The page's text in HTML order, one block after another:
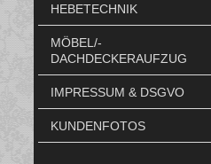
HEBETECHNIK
MÖBEL/-
DACHDECKERAUFZUG
IMPRESSUM & DSGVO
KUNDENFOTOS